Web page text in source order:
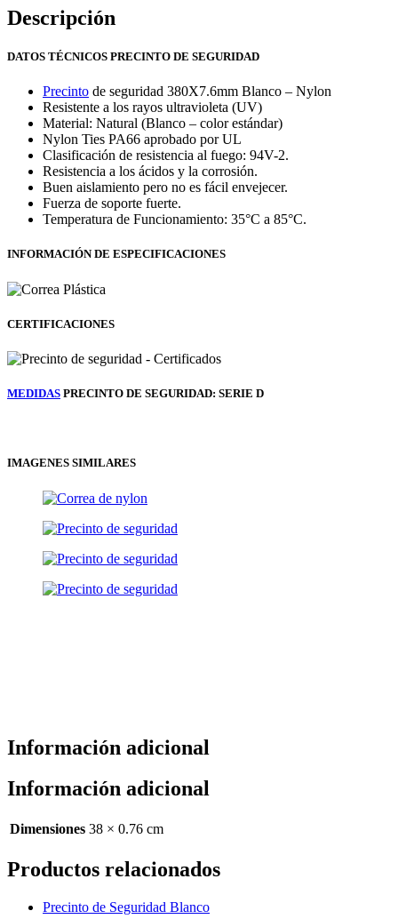
Descripción
DATOS TÉCNICOS PRECINTO DE SEGURIDAD
Precinto de seguridad 380X7.6mm Blanco – Nylon
Resistente a los rayos ultravioleta (UV)
Material: Natural (Blanco – color estándar)
Nylon Ties PA66 aprobado por UL
Clasificación de resistencia al fuego: 94V-2.
Resistencia a los ácidos y la corrosión.
Buen aislamiento pero no es fácil envejecer.
Fuerza de soporte fuerte.
Temperatura de Funcionamiento: 35°C a 85°C.
INFORMACIÓN DE ESPECIFICACIONES
CERTIFICACIONES
MEDIDAS PRECINTO DE SEGURIDAD: SERIE D
IMAGENES SIMILARES
Información adicional
Información adicional
Dimensiones 38 × 0.76 cm
Productos relacionados
Precinto de Seguridad Blanco